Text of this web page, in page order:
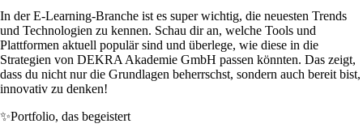
In der E-Learning-Branche ist es super wichtig, die neuesten Trends
und Technologien zu kennen. Schau dir an, welche Tools und
Plattformen aktuell populär sind und überlege, wie diese in die
Strategien von DEKRA Akademie GmbH passen könnten. Das zeigt,
dass du nicht nur die Grundlagen beherrschst, sondern auch bereit bist,
innovativ zu denken!
✨Portfolio, das begeistert